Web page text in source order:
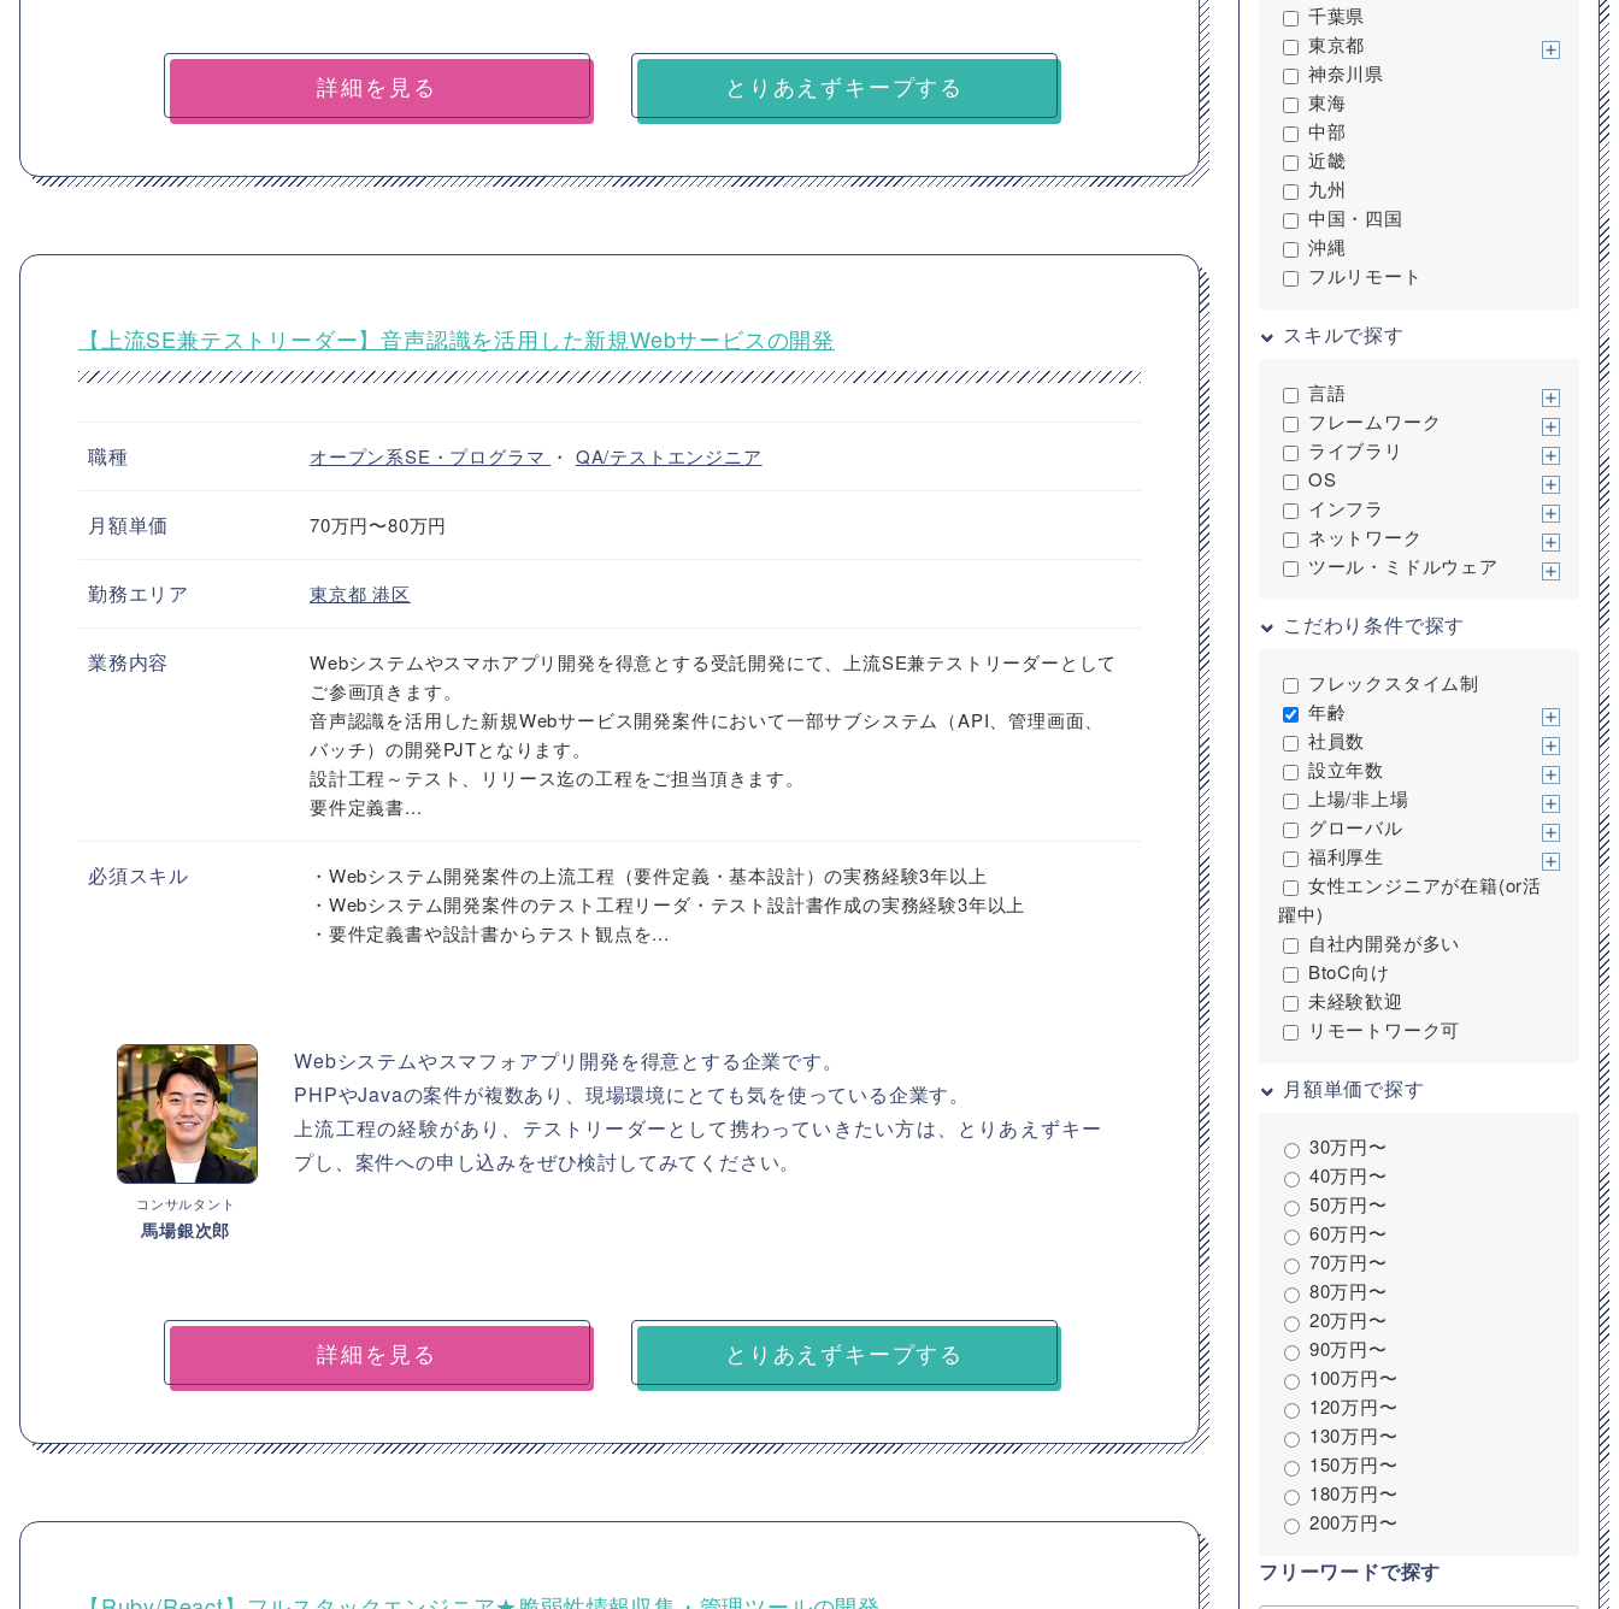
詳細を見る とりあえずキープする
【上流SE兼テストリーダー】音声認識を活用した新規Webサービスの開発
職種 オープン系SE・プログラマ ・ QA/テストエンジニア
月額単価 70万円〜80万円
勤務エリア 東京都港区
業務内容
Webシステムやスマホアプリ開発を得意とする受託開発にて、上流SE兼テストリーダーとして
ご参画頂きます。
音声認識を活用した新規Webサービス開発案件において一部サブシステム（API、管理画面、
バッチ）の開発PJTとなります。
設計工程～テスト、リリース迄の工程をご担当頂きます。
要件定義書...
必須スキル
・Webシステム開発案件の上流工程（要件定義・基本設計）の実務経験3年以上
・Webシステム開発案件のテスト工程リーダ・テスト設計書作成の実務経験3年以上
・要件定義書や設計書からテスト観点を...
コンサルタント
馬場銀次郎
Webシステムやスマフォアプリ開発を得意とする企業です。
PHPやJavaの案件が複数あり、現場環境にとても気を使っている企業す。
上流工程の経験があり、テストリーダーとして携わっていきたい方は、とりあえずキー
プし、案件への申し込みをぜひ検討してみてください。
詳細を見る とりあえずキープする
千葉県
東京都
神奈川県
東海
中部
近畿
九州
中国・四国
沖縄
フルリモート
スキルで探す
言語
フレームワーク
ライブラリ
OS
インフラ
ネットワーク
ツール・ミドルウェア
こだわり条件で探す
フレックスタイム制
年齢
社員数
設立年数
上場/非上場
グローバル
福利厚生
女性エンジニアが在籍(or活
躍中)
自社内開発が多い
BtoC向け
未経験歓迎
リモートワーク可
月額単価で探す
30万円〜
40万円〜
50万円〜
60万円〜
70万円〜
80万円〜
20万円〜
90万円〜
100万円〜
120万円〜
130万円〜
150万円〜
180万円〜
200万円〜
フリーワードで探す